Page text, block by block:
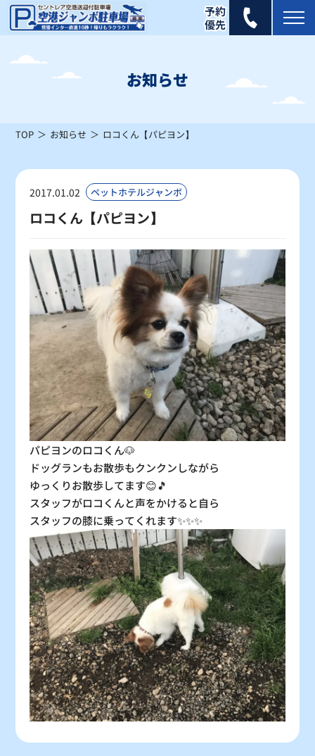
2026年 8月
日
1
×
2 3 4 5 6
△
10
△
11
△
12
×
13
△ △ 〇 〇 〇 〇 〇
〇
24
〇
25
〇
26
〇
27
〇
28
〇
29
〇
30
〇
31
〇
：シーズン料金 〇：空車
：残り僅か ×：満車
お知らせ
TOP お知らせ ロコくん【パピヨン】
2017.01.02 ペットホテルジャンボ
ロコくん【パピヨン】
パピヨンのロコくん🐶
ドッグランもお散歩もクンクンしながら
ゆっくりお散歩してます😊🎵
スタッフがロコくんと声をかけると自ら
スタッフの膝に乗ってくれます✨✨✨